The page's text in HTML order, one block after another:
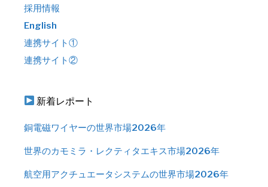
採用情報
English
連携サイト①
連携サイト②
新着レポート
銅電磁ワイヤーの世界市場2026年
世界のカモミラ・レクティタエキス市場2026年
航空用アクチュエータシステムの世界市場2026年